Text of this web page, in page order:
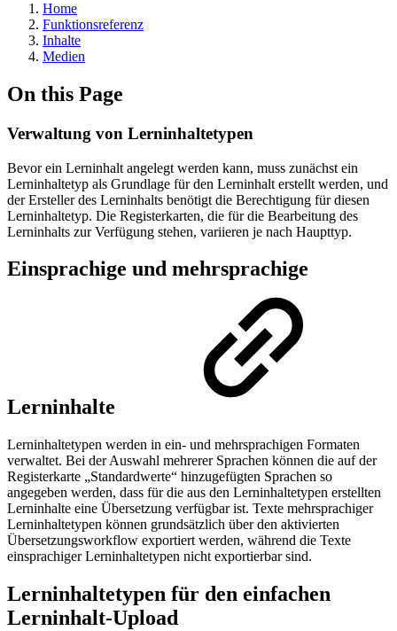
Home
Funktionsreferenz
Inhalte
Medien
On this Page
Verwaltung von Lerninhaltetypen
Bevor ein Lerninhalt angelegt werden kann, muss zunächst ein
Lerninhaltetyp als Grundlage für den Lerninhalt erstellt werden, und
der Ersteller des Lerninhalts benötigt die Berechtigung für diesen
Lerninhaltetyp. Die Registerkarten, die für die Bearbeitung des
Lerninhalts zur Verfügung stehen, variieren je nach Haupttyp.
Einsprachige und mehrsprachige
Lerninhalte
Lerninhaltetypen werden in ein- und mehrsprachigen Formaten
verwaltet. Bei der Auswahl mehrerer Sprachen können die auf der
Registerkarte „Standardwerte“ hinzugefügten Sprachen so
angegeben werden, dass für die aus den Lerninhaltetypen erstellten
Lerninhalte eine Übersetzung verfügbar ist. Texte mehrsprachiger
Lerninhaltetypen können grundsätzlich über den aktivierten
Übersetzungsworkflow exportiert werden, während die Texte
einsprachiger Lerninhaltetypen nicht exportierbar sind.
Lerninhaltetypen für den einfachen
Lerninhalt-Upload